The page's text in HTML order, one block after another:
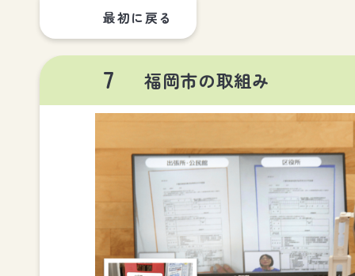
7 福岡市の取組み
最初に戻る